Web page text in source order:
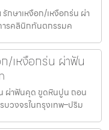
ษาเหงือก/เหงือกร่น ผ่า
รคลินิกทันตกรรมค
/เหงือกร่น ผ่าฟัน
ผ่าฟันคุด ขูดหินปูน ถอน
วงจรในกรุงเทพ–ปริม